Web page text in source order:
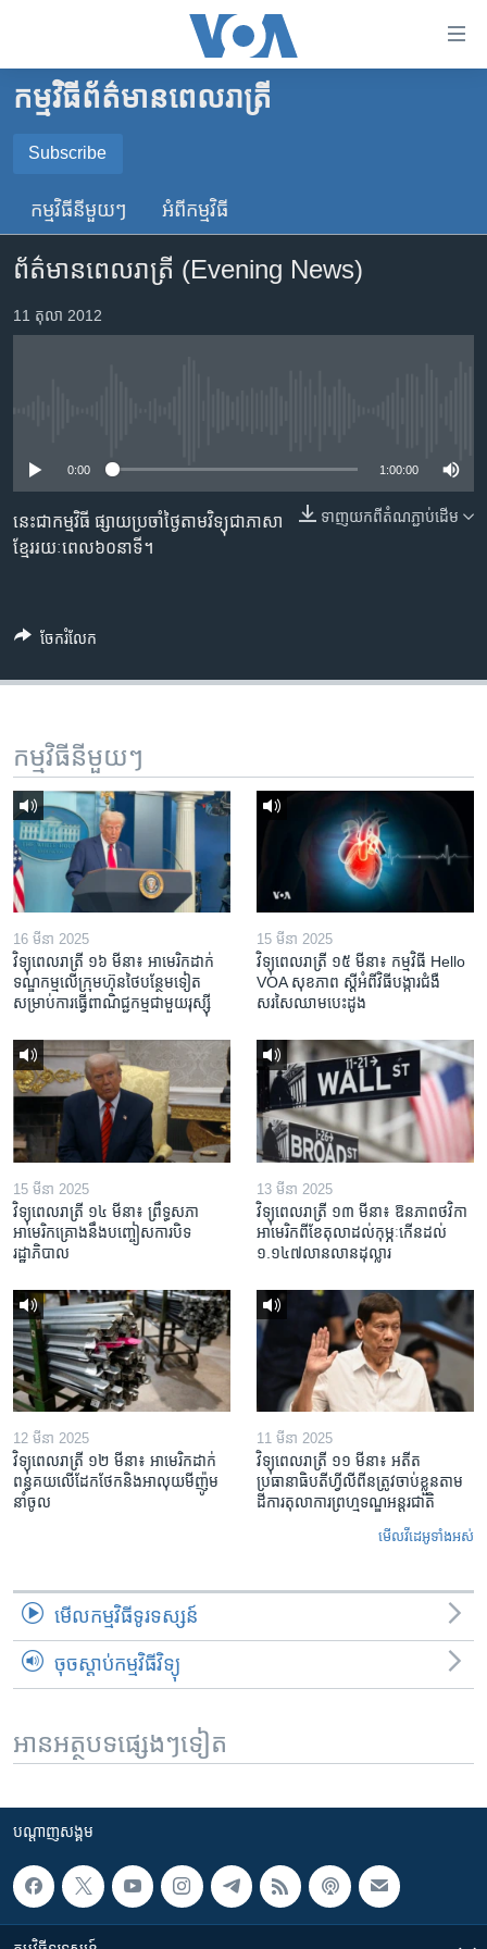
គេហទំព័រ​
ទាក់ទង
រំលង​
ទំព័រ​
ព័ត៌មាន​​
តែ​
ម្តង
រចនា
សម្ព័ន្ធ​
រំលង​
កាន់​
កម្ពុជា
អន្តរជាតិ
ចិន
ហេឡូវីអូអេ
កម្ពុជាច្នៃប្រតិដ្ឋ
កម្មវិធីទាំងអស់
Khmer English
ភាសា
កម្មវិធី​ព័ត៌មាន​ពេលរាត្រី
Subscribe
SUBSCRIBE
YouTube Music
កម្មវិធី​នីមួយៗ អំពី​កម្មវិធី​
ព័ត៌មាន​ពេល​រាត្រី (Evening News)
11 តុលា 2012
0:00 1:00:00
ទាញ​យក​ពី​តំណភ្ជាប់​ដើម
នេះ​ជា​កម្មវិធី ​ផ្សាយ​​ប្រចាំ​ថ្ងៃ​តាម​វិទ្យុ​ជា​ភាសា​
ខ្មែរ​​​រយៈ​ពេល​​៦០​​នាទី។
ចែករំលែក
កម្មវិធី​នីមួយៗ
16 មីនា 2025
វិទ្យុពេលរាត្រី ១៦ មីនា៖ អាមេរិក​ដាក់​
ទណ្ឌកម្ម​លើ​ក្រុមហ៊ុន​ថៃ​បន្ថែម​ទៀត​
សម្រាប់​ការ​ធ្វើ​ពាណិជ្ជកម្ម​ជាមួយ​រុស្ស៊ី
15 មីនា 2025
វិទ្យុពេលរាត្រី ១៥ មីនា៖ កម្មវិធី ​Hello
VOA សុខភាព ស្ដី​អំពី​វិធី​បង្ការ​ជំងឺ​
សរសៃ​ឈាម​បេះដូង
15 មីនា 2025
វិទ្យុពេលរាត្រី ១៤ មីនា៖ ព្រឹទ្ធសភា
អាមេរិកគ្រោងនឹងបញ្ចៀសការបិទ
រដ្ឋាភិបាល
13 មីនា 2025
វិទ្យុពេលរាត្រី ១៣ មីនា៖ ឱនភាព​ថវិកា​
អាមេរិក​ពី​ខែ​តុលា​ដល់​កុម្ភៈ​កើន​ដល់​
១.១៤៧​លានលាន​ដុល្លារ
12 មីនា 2025
វិទ្យុពេលរាត្រី ១២ មីនា៖ អាមេរិក​ដាក់​
ពន្ធគយ​លើ​ដែកថែក​និង​អាលុយ​មីញ៉ូម​
នាំចូល
11 មីនា 2025
វិទ្យុពេលរាត្រី ១១ មីនា៖ អតីត​
ប្រធានាធិបតីហ្វីលីពីន​ត្រូវ​ចាប់ខ្លួនតាម
ដីការ​តុលាការ​ព្រហ្មទណ្ឌ​អន្តរជាតិ
មើល​វីដេអូ​ទាំង​អស់
មើល​កម្មវិធី​ទូរទស្សន៍
ចុចស្តាប់កម្មវិធីវិទ្យុ
អានអត្ថបទផ្សេងៗទៀត
បណ្តាញ​សង្គម